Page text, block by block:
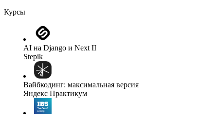
Курсы
AI на Django и Next II
Stepik
Вайбкодинг: максимальная версия
Яндекс Практикум